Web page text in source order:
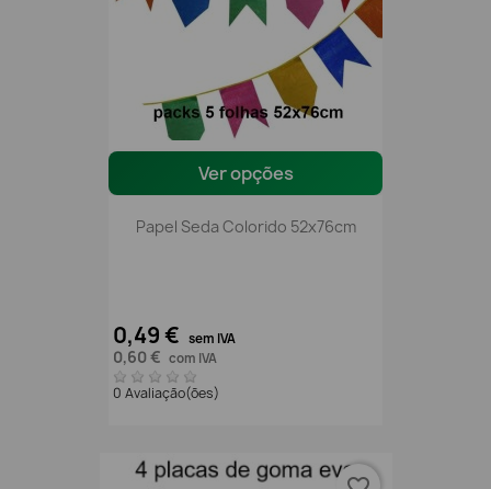
Ver opções
Papel Seda Colorido 52x76cm
0,49 € sem IVA
0,60 € com IVA
0 Avaliação(ões)